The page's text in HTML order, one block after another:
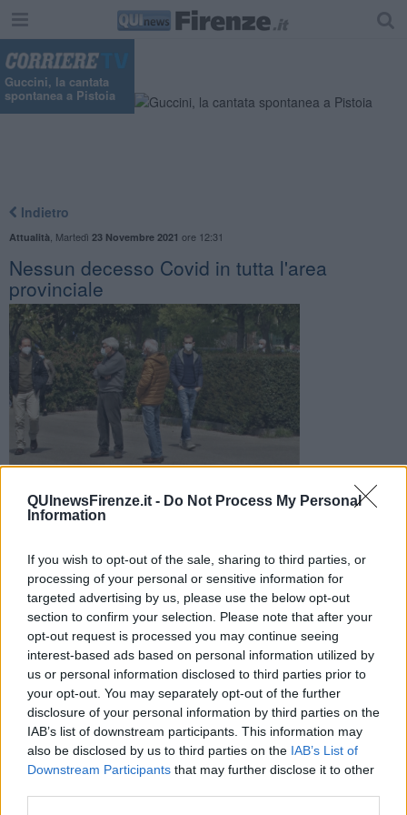
QUInewsFirenze.it - Do Not Process My Personal
Information
If you wish to opt-out of the sale, sharing to third parties, or
processing of your personal or sensitive information for
targeted advertising by us, please use the below opt-out
section to confirm your selection. Please note that after your
opt-out request is processed you may continue seeing
interest-based ads based on personal information utilized by
us or personal information disclosed to third parties prior to
your opt-out. You may separately opt-out of the further
disclosure of your personal information by third parties on the
IAB’s list of downstream participants. This information may
also be disclosed by us to third parties on the IAB’s List of
Downstream Participants that may further disclose it to other
Guccini, la cantata
spontanea a Pistoia
Indietro
Attualità Martedì 23 Novembre 2021 ore 12:31
Nessun decesso Covid in tutta l'area
provinciale
Dopo le due ulteriori vittime registrate ieri, oggi il Fiorentino
tira il fiato e conserva un tasso grezzo di mortalità di 241,6 su
100mila abitanti
PROVINCIA DI FIRENZE —Non ci sono ulteriori decessi
riconducibili a Covid-19 rilevati nelle ultime ventiquattro ore
nell’area fiorentina e segnalati nel report sanitario regionale. Erano
stati 2 i nuovi decessi rilevati nell'arco delle precedenti 24 ore.
Rimangono dunque2.382 i morti registrati nella provincia di
Firenze, deceduti dall'inizio della pandemia fino a questo momento.